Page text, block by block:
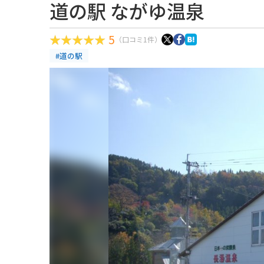
道の駅 ながゆ温泉
5 （口コミ1件）
#道の駅